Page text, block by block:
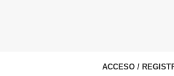
ACCESO /